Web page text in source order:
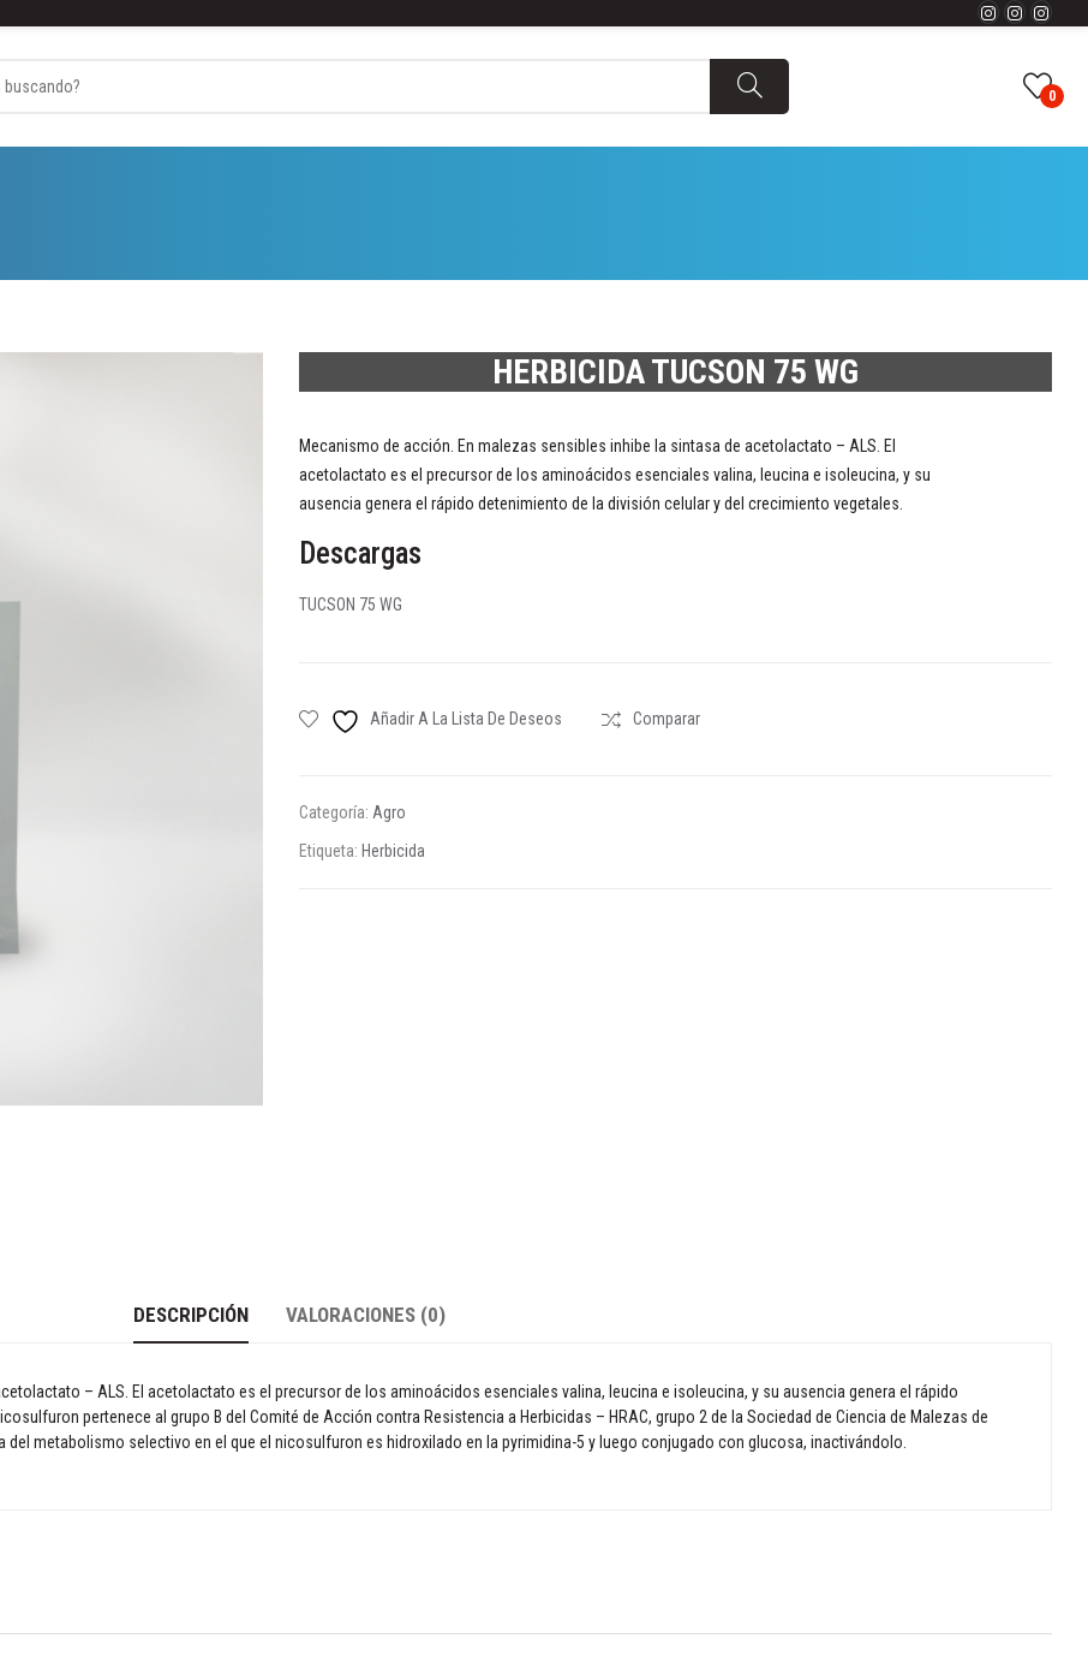
0
HERBICIDA TUCSON 75 WG
Mecanismo de acción. En malezas sensibles inhibe la sintasa de acetolactato – ALS. El
acetolactato es el precursor de los aminoácidos esenciales valina, leucina e isoleucina, y su
ausencia genera el rápido detenimiento de la división celular y del crecimiento vegetales.
Descargas
TUCSON 75 WG
Añadir A La Lista De Deseos Comparar
Categoría: Agro
Etiqueta: Herbicida
DESCRIPCIÓN VALORACIONES (0)
– ALS. El acetolactato es el precursor de los aminoácidos esenciales valina, leucina e isoleucina, y su ausencia genera el rápido
pertenece al grupo B del Comité de Acción contra Resistencia a Herbicidas – HRAC, grupo 2 de la Sociedad de Ciencia de Malezas de
metabolismo selectivo en el que el nicosulfuron es hidroxilado en la pyrimidina-5 y luego conjugado con glucosa, inactivándolo.